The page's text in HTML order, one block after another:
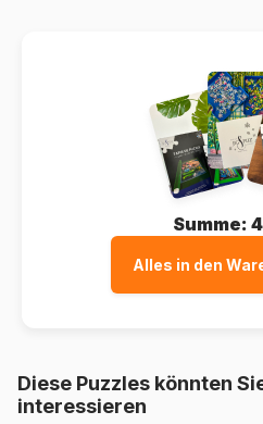
Summe:
Alles in den
Diese Puzzles könnten
interessieren